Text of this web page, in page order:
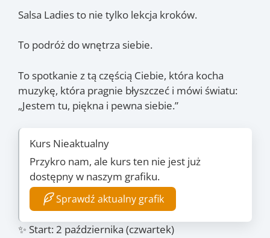
Salsa Ladies to nie tylko lekcja kroków.
To podróż do wnętrza siebie.
To spotkanie z tą częścią Ciebie, która kocha
muzykę, która pragnie błyszczeć i mówi światu:
„Jestem tu, piękna i pewna siebie.”
Kurs Nieaktualny
Przykro nam, ale kurs ten nie jest już
dostępny w naszym grafiku.
Sprawdź aktualny grafik
✨ Start: 2 października (czwartek)